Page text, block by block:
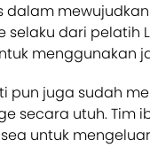
dalam
selaku dari pelatih
menggunakan
pun juga sudah
secara utuh. Tim
untuk